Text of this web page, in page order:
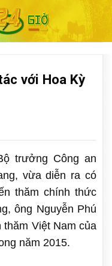
với Hoa Kỳ
trưởng Công an
vừa diễn ra có
thăm chính thức
ông Nguyễn Phú
thăm Việt Nam của
năm 2015.